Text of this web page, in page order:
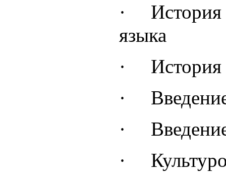
·
История
языка
·
История
·
·
·